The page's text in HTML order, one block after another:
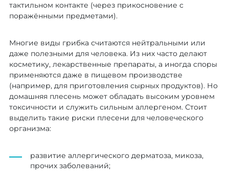
тактильном контакте (через прикосновение с
поражёнными предметами).
Многие виды грибка считаются нейтральными или
даже полезными для человека. Из них часто делают
косметику, лекарственные препараты, а иногда споры
применяются даже в пищевом производстве
(например, для приготовления сырных продуктов). Но
домашняя плесень может обладать высоким уровнем
токсичности и служить сильным аллергеном. Стоит
выделить такие риски плесени для человеческого
организма:
развитие аллергического дерматоза, микоза,
прочих заболеваний;